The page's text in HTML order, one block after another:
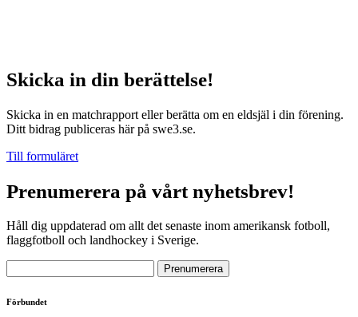
Skicka in din berättelse!
Skicka in en matchrapport eller berätta om en eldsjäl i din förening.
Ditt bidrag publiceras här på swe3.se.
Till formuläret
Prenumerera på vårt nyhetsbrev!
Håll dig uppdaterad om allt det senaste inom amerikansk fotboll,
flaggfotboll och landhockey i Sverige.
Förbundet